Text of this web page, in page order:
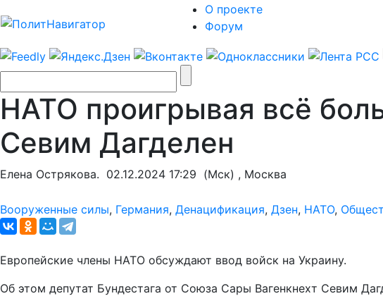
О проекте
Форум
НАТО проигрывая всё
Севим Дагделен
Елена Острякова. 02.12.2024 17:29 (Мск) , Москва
Вооруженные силы, Германия, Денацификация, Дзен, НАТО,
Европейские члены НАТО обсуждают ввод войск на Украину.
Об этом депутат Бундестага от Союза Сары Вагенкнехт Севим